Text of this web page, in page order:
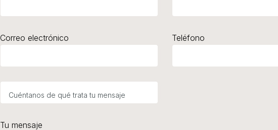
Correo electrónico Teléfono
Tu mensaje